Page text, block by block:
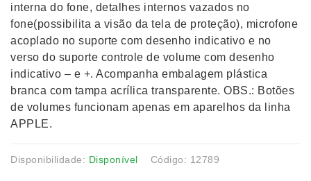
interna do fone, detalhes internos vazados no
fone(possibilita a visão da tela de proteção), microfone
acoplado no suporte com desenho indicativo e no
verso do suporte controle de volume com desenho
indicativo – e +. Acompanha embalagem plástica
branca com tampa acrílica transparente. OBS.: Botões
de volumes funcionam apenas em aparelhos da linha
APPLE.
Disponibilidade: Disponível Código: 12789